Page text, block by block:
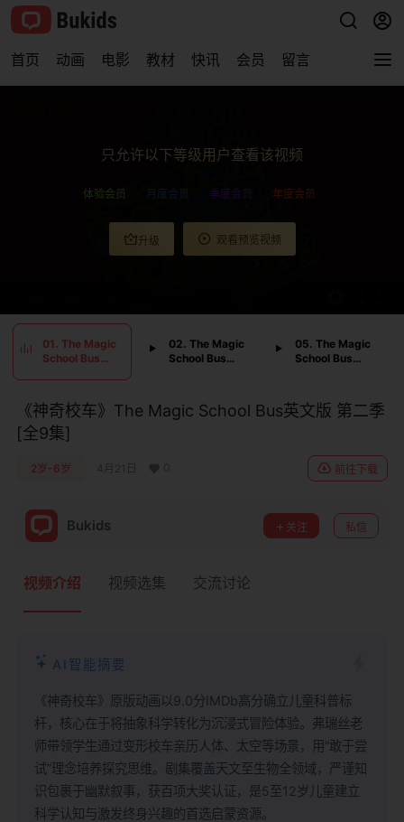
首页 动画 电影 教材 快讯 会员 留言
只允许以下等级用户查看该视频
体验会员 月度会员 季度会员 年度会员
升级 观看预览视频
01. The Magic
School Bus
02. The Magic
School Bus
05. The Magic
School Bus
《神奇校车》The Magic School Bus英文版 第二季
[全9集]
2岁-6岁 4月21日 前往下载
Bukids 关注 私信
视频介绍 视频选集 交流讨论
AI智能摘要
《神奇校车》原版动画以9.0分IMDb高分确立儿童科普标
杆，核心在于将抽象科学转化为沉浸式冒险体验。弗瑞丝老
师带领学生通过变形校车亲历人体、太空等场景，用“敢于尝
试”理念培养探究思维。剧集覆盖天文至生物全领域，严谨知
识包裹于幽默叙事，获百项大奖认证，是5至12岁儿童建立
科学认知与激发终身兴趣的首选启蒙资源。